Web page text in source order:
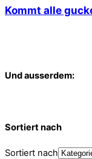
Kommt alle
Und ausserdem:
Sortiert nach
Sortiert nach